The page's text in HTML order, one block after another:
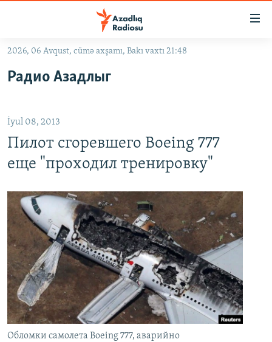
Əsas
qayıt
qayıt
Axtarışa
#İZAHLA
#ƏSLINDƏ
QANUNI DOĞRU
ARAŞDIRMA
MULTIMEDIA
VIDEO
FOTOQALEREYA
İNFOQRAFIKA
KARIKATURA
RADIO ARXIV
OXU ZALI
AZƏRBAYCAN ƏDƏBIYYATI KITABXANASI
İSLAM VƏ DEMOKRATIYA
HAQQIMIZDA
MISSIYAMIZ
PEŞƏ ETIKASI VƏ JURNALISTIKA STANDARTLARIMIZ
BIZI IZLƏ
2026, 06 Avqust, cümə axşamı, Bakı vaxtı 21:48
Радио Азадлыг
İyul 08, 2013
Пилот сгоревшего Boeing 777
еще "проходил тренировку"
Обломки самолета Boeing 777, аварийно